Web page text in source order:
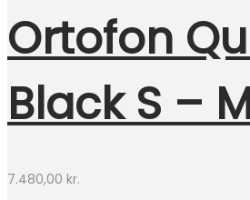
Ortofon
Black S –
7.480,00 kr.